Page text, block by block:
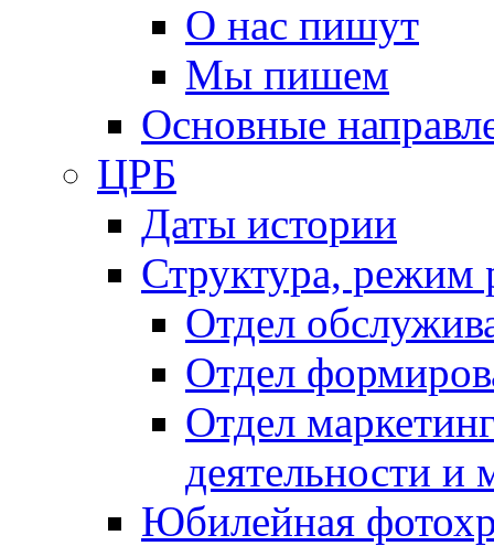
О нас пишут
Мы пишем
Основные
ЦРБ
Даты истории
Структура, режим
Отдел
Отдел
Отдел
деятельности и
Юбилейная